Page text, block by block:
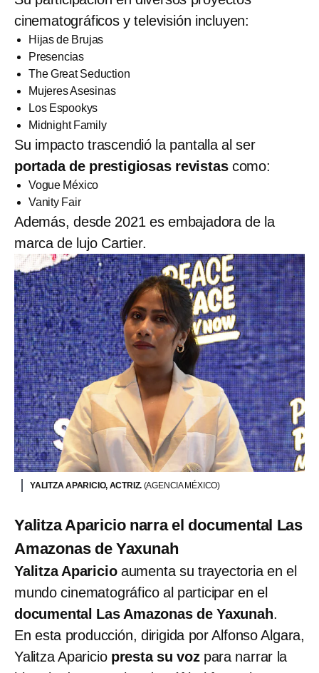
cinematográficos y televisión incluyen:
Hijas de Brujas
Presencias
The Great Seduction
Mujeres Asesinas
Los Espookys
Midnight Family
Su impacto trascendió la pantalla al ser
portada de prestigiosas revistascomo:
Vogue México
Vanity Fair
Además, desde 2021 es embajadora de la
marca de lujo Cartier.
YALITZA APARICIO, ACTRIZ. (AGENCIA MÉXICO)
Yalitza Aparicio narra el documental Las
Amazonas de Yaxunah
Yalitza Aparicio aumenta su trayectoria en el
mundo cinematográfico al participar en el
documental Las Amazonas de Yaxunah.
En esta producción, dirigida por Alfonso Algara,
Yalitza Aparicio presta su vozpara narrar la